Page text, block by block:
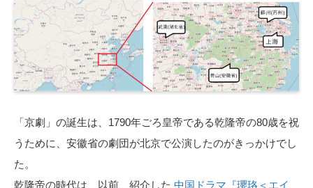
「京劇」の誕生は、1790年ごろ皇帝である乾隆帝の80歳を祝
うために、安徽省の劇団が北京で公演したのがきっかけでし
た。
乾隆帝の時代は、以前、紹介した 中国ドラマ『瓔珞＜エイ